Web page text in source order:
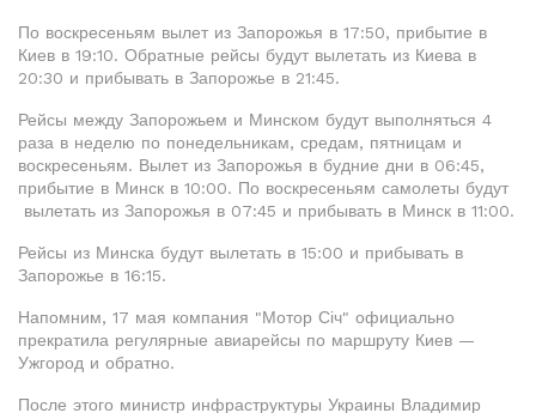
По воскресеньям вылет из Запорожья в 17:50, прибытие в
Киев в 19:10. Обратные рейсы будут вылетать из Киева в
20:30 и прибывать в Запорожье в 21:45.
Рейсы между Запорожьем и Минском будут выполняться 4
раза в неделю по понедельникам, средам, пятницам и
воскресеньям. Вылет из Запорожья в будние дни в 06:45,
прибытие в Минск в 10:00. По воскресеньям самолеты будут
вылетать из Запорожья в 07:45 и прибывать в Минск в 11:00.
Рейсы из Минска будут вылетать в 15:00 и прибывать в
Запорожье в 16:15.
Напомним, 17 мая компания "Мотор Січ" официально
прекратила регулярные авиарейсы по маршруту Киев —
Ужгород и обратно.
После этого министр инфраструктуры Украины Владимир